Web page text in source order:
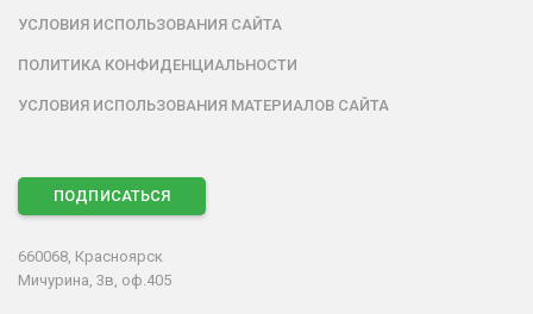
УСЛОВИЯ ИСПОЛЬЗОВАНИЯ САЙТА
ПОЛИТИКА КОНФИДЕНЦИАЛЬНОСТИ
УСЛОВИЯ ИСПОЛЬЗОВАНИЯ МАТЕРИАЛОВ САЙТА
ПОДПИСАТЬСЯ
660068, Красноярск
Мичурина, 3в, оф.405